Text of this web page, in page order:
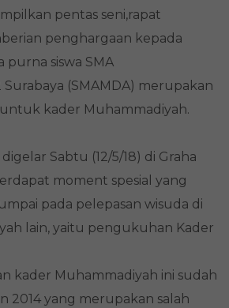
pentas seni,rapat
penghargaan kepada
purna siswa SMA
(SMAMDA) merupakan
kader Muhammadiyah.
Sabtu (12/5/18) di Graha
moment spesial yang
pada pelepasan wisuda di
lain, yaitu pengukuhan Kader
kader Muhammadiyah ini sudah
2014 yang merupakan salah